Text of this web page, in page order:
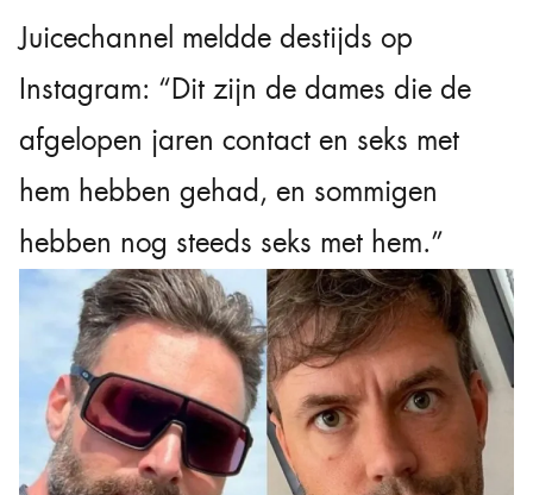
Juicechannel meldde destijds op
Instagram: “Dit zijn de dames die de
afgelopen jaren contact en seks met
hem hebben gehad, en sommigen
hebben nog steeds seks met hem.”